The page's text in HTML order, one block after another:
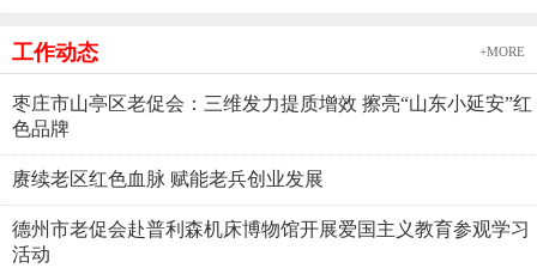
工作动态 +MORE
枣庄市山亭区老促会：三维发力提质增效 擦亮“山东小延安”红
色品牌
赓续老区红色血脉 赋能老兵创业发展
德州市老促会赴普利森机床博物馆开展爱国主义教育参观学习
活动